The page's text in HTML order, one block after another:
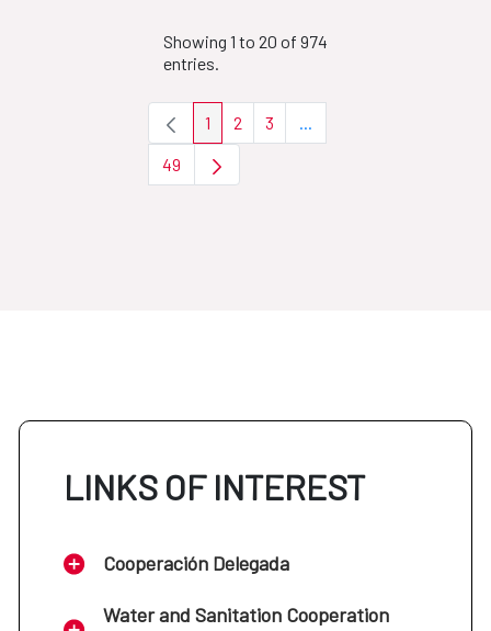
Showing 1 to 20 of 974
entries.
Page
1 Page
2 Page
3 ...Intermediate Pages Use
Page
49
LINKS OF INTEREST
Cooperación Delegada
Water and Sanitation Cooperation